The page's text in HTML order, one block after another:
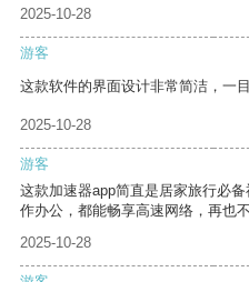
2025-10-28
游客
这款软件的界面设计非常简洁，一目
2025-10-28
游客
这款加速器app简直是居家旅行必
作办公，都能畅享高速网络，再也
2025-10-28